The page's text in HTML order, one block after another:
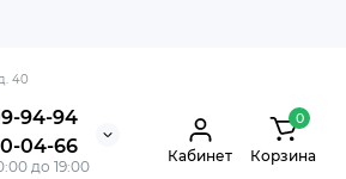
40
94-94
04-66
до 19:00
Кабинет
0
Корзина